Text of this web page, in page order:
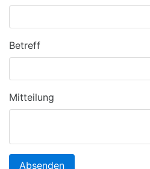
Betreff
Mitteilung
Absenden